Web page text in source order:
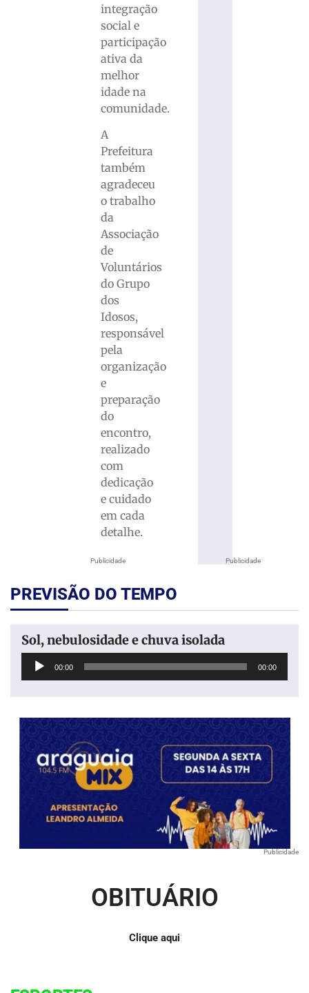
Publicidade
integração
social e
participação
ativa da
melhor
idade na
comunidade.
A
Prefeitura
também
agradeceu
o trabalho
da
Associação
de
Voluntários
do Grupo
dos
Idosos,
responsável
pela
organização
e
preparação
do
encontro,
realizado
com
dedicação
e cuidado
em cada
detalhe.
Publicidade
PREVISÃO DO TEMPO
Sol, nebulosidade e chuva isolada
Tocador
00:00 00:00
Publicidade
OBITUÁRIO
Clique aqui